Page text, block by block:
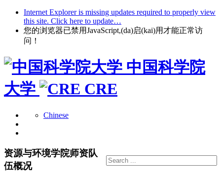
Internet Explorer is missing updates required to properly view
this site. Click here to update…
您的浏览器已禁用JavaScript,(da)启(kai)用才能正常访
问！
中国科学院
大学
CRE
Chinese
资源与环境学院师资队
伍概况